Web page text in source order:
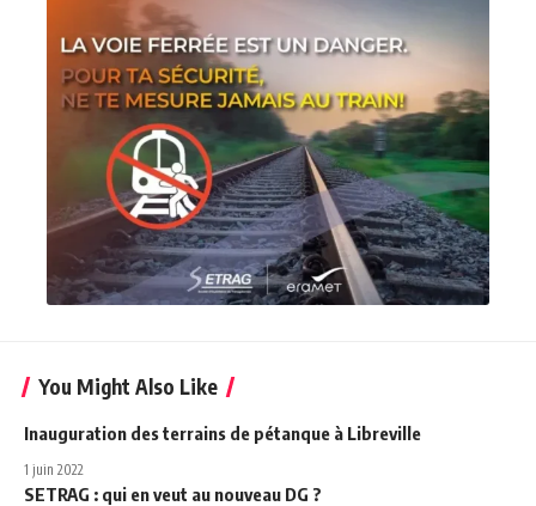
You Might Also Like
Inauguration des terrains de pétanque à Libreville
1 juin 2022
SETRAG : qui en veut au nouveau DG ?